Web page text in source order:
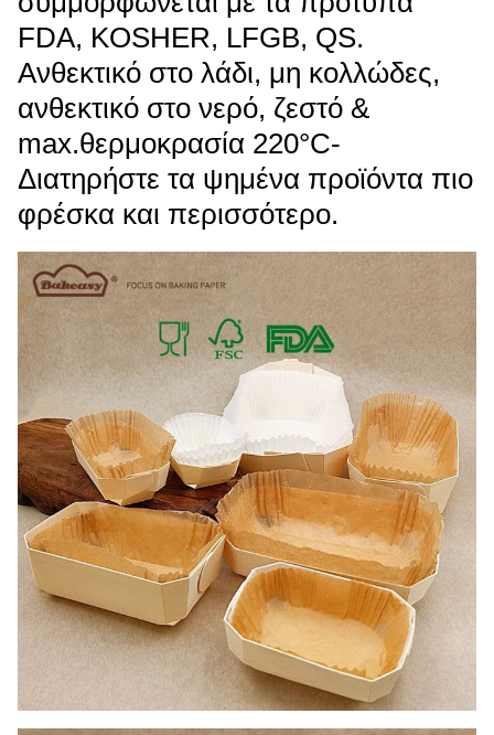
FDA, KOSHER, LFGB, QS.
Ανθεκτικό στο λάδι, μη κολλώδες,
ανθεκτικό στο νερό, ζεστό &
max.θερμοκρασία 220°C-
Διατηρήστε τα ψημένα προϊόντα πιο
φρέσκα και περισσότερο.